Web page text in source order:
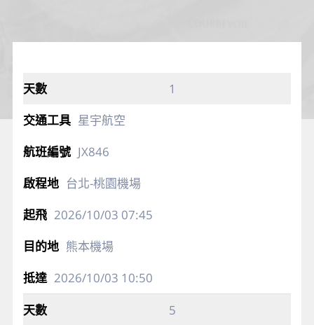
1
星宇航空
JX846
台北-桃園機場
2026/10/03 07:45
熊本機場
2026/10/03 10:50
5